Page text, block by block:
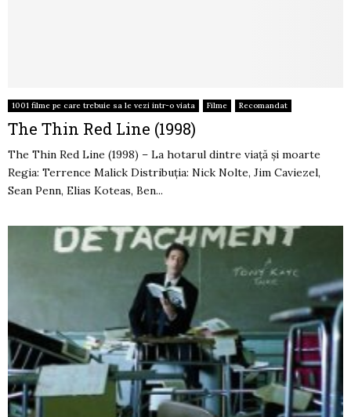
1001 filme pe care trebuie sa le vezi intr-o viata Filme Recomandat
The Thin Red Line (1998)
The Thin Red Line (1998) – La hotarul dintre viață și moarte
Regia: Terrence Malick Distribuția: Nick Nolte, Jim Caviezel,
Sean Penn, Elias Koteas, Ben...